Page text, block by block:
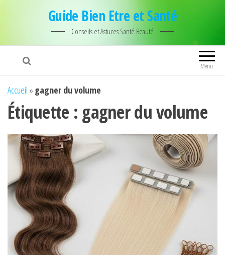
Guide Bien Etre et Santé
Conseils et Astuces Santé Beauté
Menu
Accueil » gagner du volume
Étiquette : gagner du volume